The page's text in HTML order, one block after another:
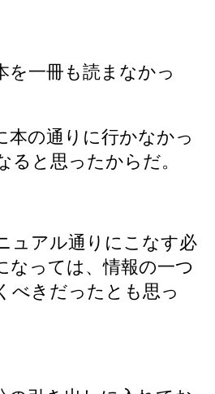
を一冊も読まなかっ
本の通りに行かなかっ
ると思ったからだ。
ュアル通りにこなす必
なっては、情報の一つ
べきだったとも思っ